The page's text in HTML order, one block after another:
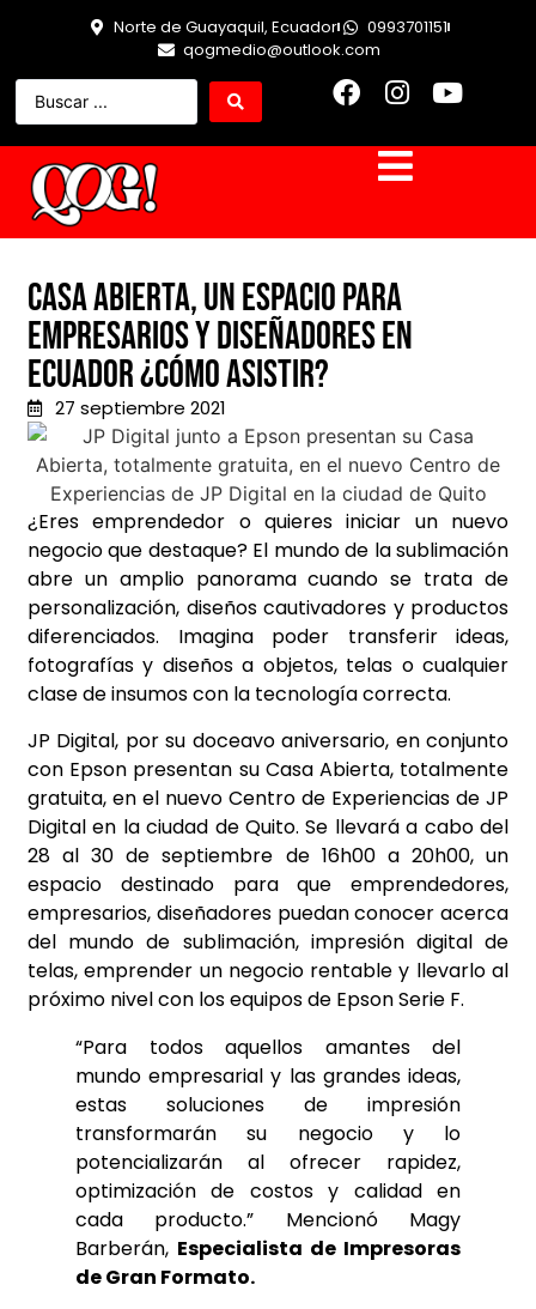
Norte de Guayaquil, Ecuador
0993701151
qogmedio@outlook.com
Casa Abierta, un espacio para
empresarios y diseñadores en
Ecuador ¿Cómo asistir?
27 septiembre 2021
¿Eres emprendedor o quieres iniciar un nuevo
negocio que destaque? El mundo de la sublimación
abre un amplio panorama cuando se trata de
personalización, diseños cautivadores y productos
diferenciados. Imagina poder transferir ideas,
fotografías y diseños a objetos, telas o cualquier
clase de insumos con la tecnología correcta.
JP Digital, por su doceavo aniversario, en conjunto
con Epson presentan su Casa Abierta, totalmente
gratuita, en el nuevo Centro de Experiencias de JP
Digital en la ciudad de Quito. Se llevará a cabo del
28 al 30 de septiembre de 16h00 a 20h00, un
espacio destinado para que emprendedores,
empresarios, diseñadores puedan conocer acerca
del mundo de sublimación, impresión digital de
telas, emprender un negocio rentable y llevarlo al
próximo nivel con los equipos de Epson Serie F.
“Para todos aquellos amantes del
mundo empresarial y las grandes ideas,
estas soluciones de impresión
transformarán su negocio y lo
potencializarán al ofrecer rapidez,
optimización de costos y calidad en
cada producto.” Mencionó Magy
Barberán, Especialista de Impresoras
de Gran Formato.